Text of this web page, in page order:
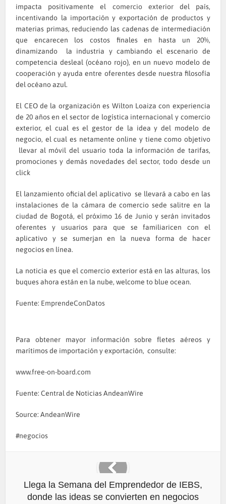
impacta positivamente el comercio exteriordel país,
incentivando la importación y exportación de productos y
materias primas, reduciendo las cadenas de intermediación
que encarecen los costos finales en hasta un 20%,
dinamizando la industria y cambiando el escenario de
competencia desleal (océano rojo), en un nuevo modelo de
cooperación y ayuda entre oferentes desde nuestra filosofía
del océano azul.
El CEO de la organización es Wilton Loaiza con experiencia
de 20 años en el sector de logística internacional y comercio
exterior, el cual es el gestor de la idea y del modelo de
negocio, el cual es netamente online y tiene como objetivo
llevar al móvil del usuario toda la información de tarifas,
promociones y demás novedades del sector, todo desde un
click
El lanzamiento oficial del aplicativo se llevará a cabo en las
instalaciones de la cámara de comercio sede salitre en la
ciudad de Bogotá, el próximo 16 de Junio y serán invitados
oferentes y usuarios para que se familiaricen con el
aplicativo y se sumerjan en la nueva forma de hacer
negocios en línea.
La noticia es que el comercio exterior está en las alturas, los
buques ahora están en la nube, welcome to blue ocean.
Fuente: EmprendeConDatos
Para obtener mayor información sobre fletes aéreos y
marítimos de importación y exportación, consulte:
www.free-on-board.com
Fuente: Central de Noticias AndeanWire
Source: AndeanWire
negocios
Llega la Semana del Emprendedor de IEBS,
donde las ideas se convierten en negocios